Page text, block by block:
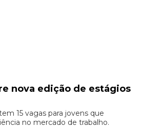
nova edição de estágios
15 vagas para jovens que
no mercado de trabalho.